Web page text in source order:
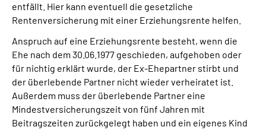
Presse
Inhalte in Gebärdensprache (DGS)
Leichte Sprache
Suche
entfällt. Hier kann eventuell die gesetzliche
Rentenversicherung mit einer Erziehungsrente helfen.
Anspruch auf eine Erziehungsrente besteht, wenn die
Ehe nach dem 30.06.1977 geschieden, aufgehoben oder
für nichtig erklärt wurde, der Ex-Ehepartner stirbt und
der überlebende Partner nicht wieder verheiratet ist.
Außerdem muss der überlebende Partner eine
Mindestversicherungszeit von fünf Jahren mit
Beitragszeiten zurückgelegt haben und ein eigenes Kind